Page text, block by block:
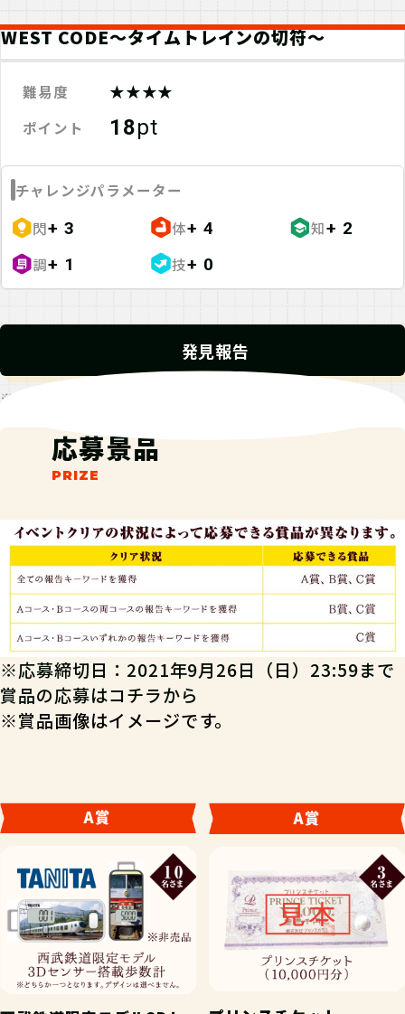
WEST CODE～タイムトレインの切符～
難易度 ★★★★
ポイント 18pt
チャレンジパラメーター
閃+ 3 体+ 4 知+ 2
調+ 1 技+ 0
発見報告
※発見報告にGPSを使用するクエストが一部存在します。
応募景品
※応募締切日：2021年9月26日（日）23:59まで
賞品の応募はコチラから
※賞品画像はイメージです。
A賞 A賞